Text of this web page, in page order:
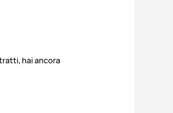
hai ancora